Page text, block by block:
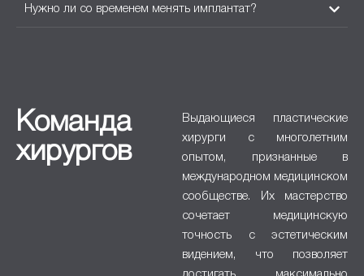
Нужно ли со временем менять имплантат?
Команда
хирургов
Выдающиеся пластические
хирурги с многолетним
опытом, признанные в
международном медицинском
сообществе. Их мастерство
сочетает медицинскую
точность с эстетическим
видением, что позволяет